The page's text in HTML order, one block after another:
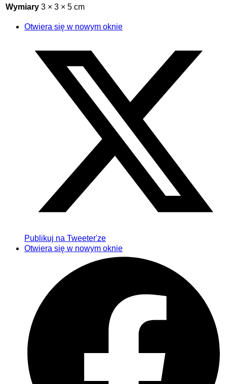
Wymiary 3 × 3 × 5 cm
Otwiera się w nowym oknie
Publikuj na Tweeter'ze
Otwiera się w nowym oknie